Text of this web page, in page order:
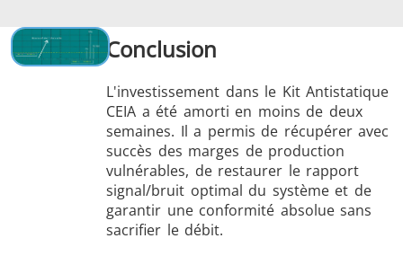
Conclusion
L'investissement dans le Kit Antistatique
CEIA a été amorti en moins de deux
semaines. Il a permis de récupérer avec
succès des marges de production
vulnérables, de restaurer le rapport
signal/bruit optimal du système et de
garantir une conformité absolue sans
sacrifier le débit.